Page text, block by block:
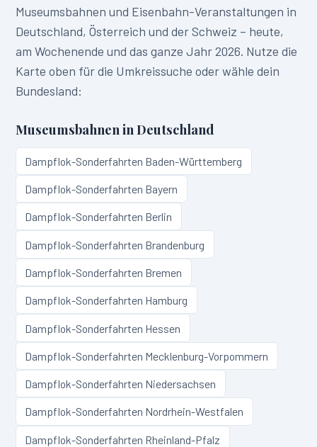
Museumsbahnen und Eisenbahn-Veranstaltungen in
Deutschland, Österreich und der Schweiz – heute,
am Wochenende und das ganze Jahr2026. Nutze die
Karte oben für die Umkreissuche oder wähle dein
Bundesland:
Museumsbahnen in Deutschland
Dampflok-Sonderfahrten Baden-Württemberg
Dampflok-Sonderfahrten Bayern
Dampflok-Sonderfahrten Berlin
Dampflok-Sonderfahrten Brandenburg
Dampflok-Sonderfahrten Bremen
Dampflok-Sonderfahrten Hamburg
Dampflok-Sonderfahrten Hessen
Dampflok-Sonderfahrten Mecklenburg-Vorpommern
Dampflok-Sonderfahrten Niedersachsen
Dampflok-Sonderfahrten Nordrhein-Westfalen
Dampflok-Sonderfahrten Rheinland-Pfalz